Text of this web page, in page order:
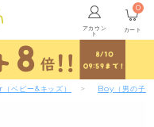
アカウン
ト カート
0
（ベビー&キッズ） Boy （男の子）